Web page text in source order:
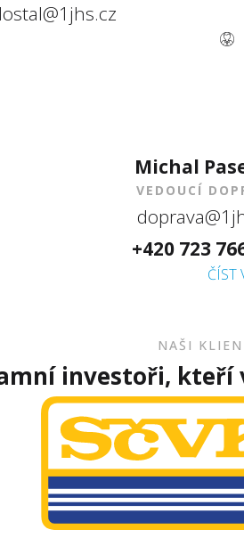
Michal
VEDOUCÍ
+420 723
ČÍST
NAŠI
investoři, kteří